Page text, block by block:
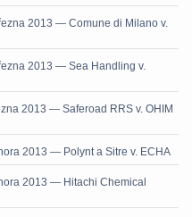
2013 — Comune di Milano v.
2013 — Sea Handling v.
2013 — Saferoad RRS v. OHIM
2013 — Polynt a Sitre v. ECHA
2013 — Hitachi Chemical